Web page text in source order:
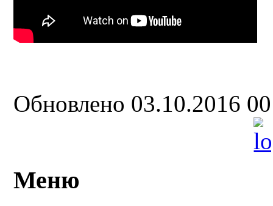
Обновлено 03.10.2016
Меню